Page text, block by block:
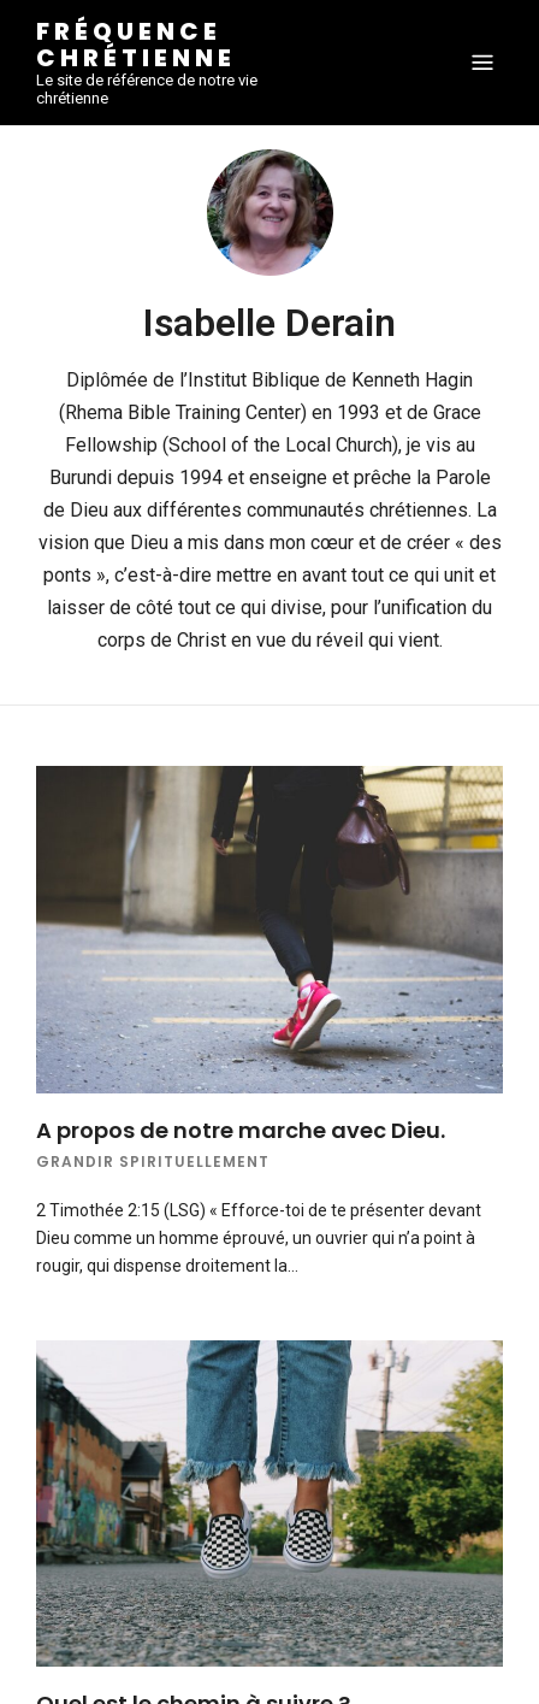
FRÉQUENCE
CHRÉTIENNE
Le site de référence de notre vie
chrétienne
Isabelle Derain
Diplômée de l’Institut Biblique de Kenneth Hagin
(Rhema Bible Training Center) en 1993 et de Grace
Fellowship (School of the Local Church), je vis au
Burundi depuis 1994 et enseigne et prêche la Parole
de Dieu aux différentes communautés chrétiennes. La
vision que Dieu a mis dans mon cœur et de créer « des
ponts », c’est-à-dire mettre en avant tout ce qui unit et
laisser de côté tout ce qui divise, pour l’unification du
corps de Christ en vue du réveil qui vient.
A propos de notre marche avec Dieu.
GRANDIR SPIRITUELLEMENT
2 Timothée 2:15 (LSG) « Efforce-toi de te présenter devant
Dieu comme un homme éprouvé, un ouvrier qui n’a point à
rougir, qui dispense droitement la…